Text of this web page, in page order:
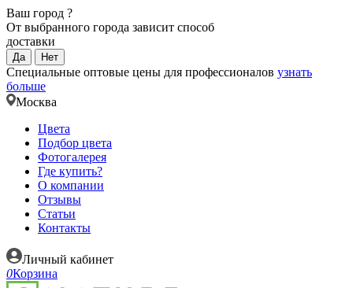
Ваш город ?
От выбранного города зависит способ
доставки
Да Нет
Специальные оптовые цены для профессионалов узнать
больше
Москва
Цвета
Подбор цвета
Фотогалерея
Где купить?
О компании
Отзывы
Статьи
Контакты
Личный кабинет
0Корзина